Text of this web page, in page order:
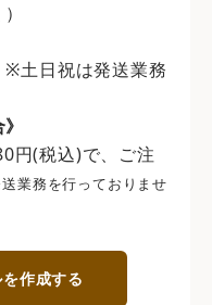
土日祝は発送業務
円(税込)で、ご注
業務を行っておりませ
作成する